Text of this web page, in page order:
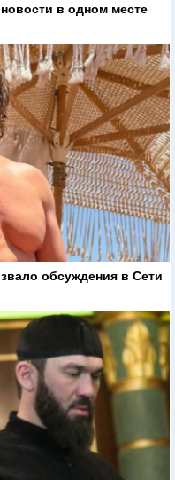
в одном месте
обсуждения в Сети